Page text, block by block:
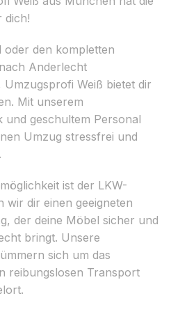
dich!
den kompletten
Anderlecht
Weiß bietet dir
Mit unserem
geschultem Personal
Umzug stressfrei und
ist der LKW-
wir dir einen geeigneten
der deine Möbel sicher und
bringt. Unsere
sich um das
reibungslosen Transport